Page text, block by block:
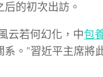
的初次出訪。
云若何幻化，中包
系。”習近平主席將